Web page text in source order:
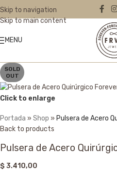
Skip to navigation
Skip to main content
MENU
SOLD
OUT
Click to enlarge
Portada » Shop » Pulsera de Acero
Back to products
Pulsera de Acero
$ 3.410,00